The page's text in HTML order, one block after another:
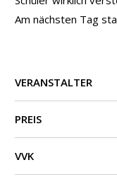
Am nächsten Tag
VERANSTALTER
PREIS
VVK